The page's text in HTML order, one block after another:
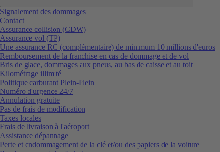
Signalement des dommages
Contact
Assurance collision (CDW)
Assurance vol (TP)
Une assurance RC (complémentaire) de minimum 10 millions d'euros
Remboursement de la franchise en cas de dommage et de vol
Bris de glace, dommages aux pneus, au bas de caisse et au toit
Kilométrage illimité
Politique carburant Plein-Plein
Numéro d'urgence 24/7
Annulation gratuite
Pas de frais de modification
Taxes locales
Frais de livraison à l'aéroport
Assistance dépannage
Perte et endommagement de la clé et/ou des papiers de la voiture